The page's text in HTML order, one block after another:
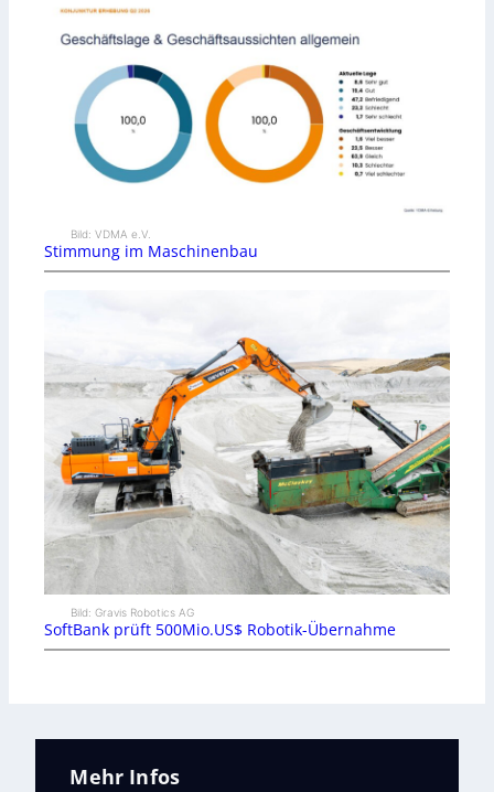
Bild: VDMA e.V.
Stimmung im Maschinenbau
Bild: Gravis Robotics AG
SoftBank prüft 500Mio.US$ Robotik-Übernahme
Mehr Infos